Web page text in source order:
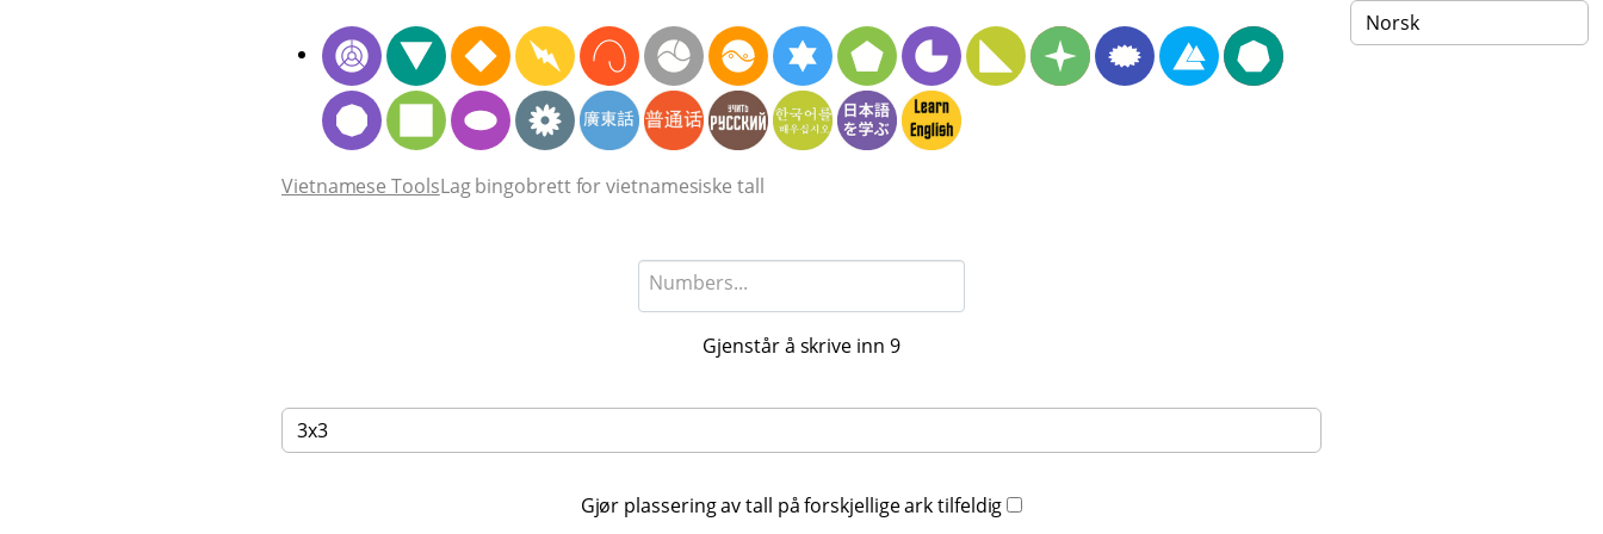
Vietnamese ToolsLag bingobrett for vietnamesiske tall
Gjenstår å skrive inn 9
Gjør plassering av tall på forskjellige ark tilfeldig